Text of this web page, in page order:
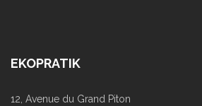
EKOPRATIK
12, Avenue du Grand Piton